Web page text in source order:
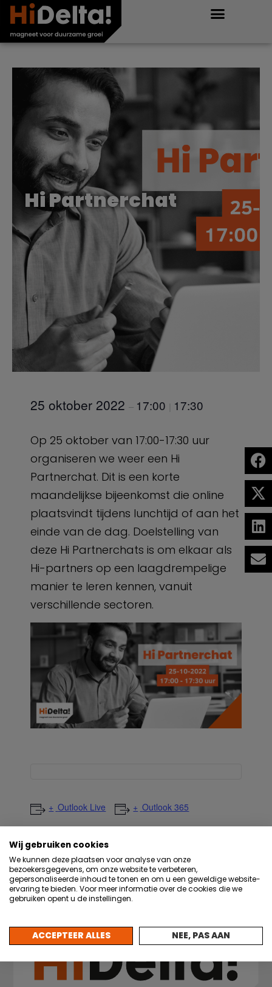
Hi Partnerchat
25 oktober 2022– 17:00 17:30
Op 25 oktober van 17:00-17:30 uur
organiseren we weer een Hi
Partnerchat. Dit is een korte
maandelijkse bijeenkomst die online
plaatsvindt tijdens lunchtijd of aan het
einde van de dag. Doelstelling van
deze Hi Partnerchats is om elkaar als
Hi-partners op een laagdrempelige
manier te leren kennen, vanuit
verschillende sectoren.
Outlook Live Outlook 365
Google Calendar
Wij gebruiken cookies
We kunnen deze plaatsen voor analyse van onze
bezoekersgegevens, om onze website te verbeteren,
gepersonaliseerde inhoud te tonen en om u een geweldige website-
ervaring te bieden. Voor meer informatie over de cookies die we
gebruiken opent u de instellingen.
ACCEPTEER ALLES NEE, PAS AAN